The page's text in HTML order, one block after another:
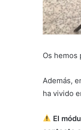
Os hemos
Además,
ha vivido
El